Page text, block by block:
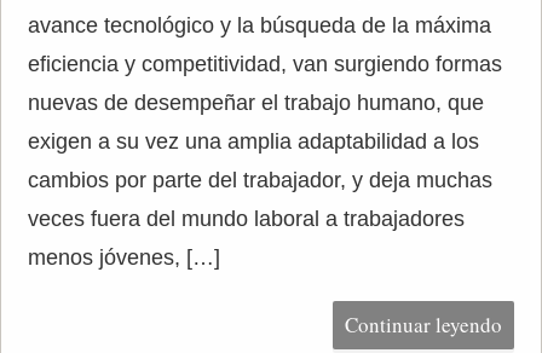
avance tecnológico y la búsqueda de la máxima
eficiencia y competitividad, van surgiendo formas
nuevas de desempeñar el trabajo humano, que
exigen a su vez una amplia adaptabilidad a los
cambios por parte del trabajador, y deja muchas
veces fuera del mundo laboral a trabajadores
menos jóvenes, […]
Continuar leyendo